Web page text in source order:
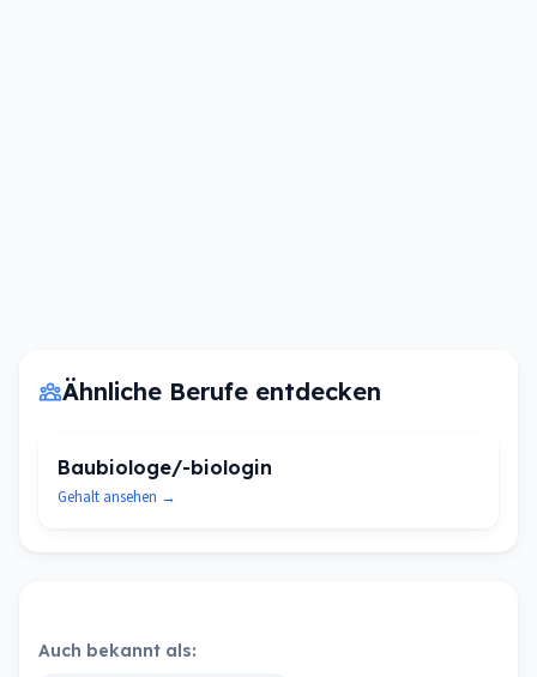
Ähnliche Berufe entdecken
Baubiologe/-biologin
Gehalt ansehen →
Auch bekannt als: